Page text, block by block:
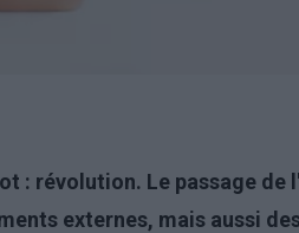
: révolution. Le passage de
externes, mais aussi